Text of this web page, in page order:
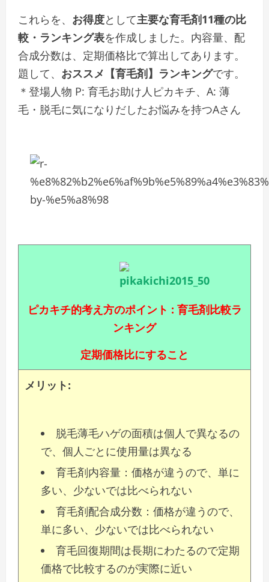
これらを、 お得度として主要な育毛剤11種の比
較・ランキング表を作成しました。内容量、配
合成分数は、定期価格比で算出してあります。
題して、 おススメ【育毛剤】ランキングです。
＊登場人物 P: 育毛お助け人ピカキチ、A: 薄
毛・脱毛に気になりだしたお悩みを持つAさん
ピカキチ的考え方のポイント : 育毛剤比較ラ
ンキング
定期価格比にすること
メリット:
脱毛薄毛ハゲの面積は個人で異なるの
で、個人ごとに使用量は異なる
育毛剤内容量：価格が違うので、単に
多い、少ないでは比べられない
育毛剤配合成分数：価格が違うので、
単に多い、少ないでは比べられない
育毛回復期間は長期にわたるので定期
価格で比較するのが実際に近い